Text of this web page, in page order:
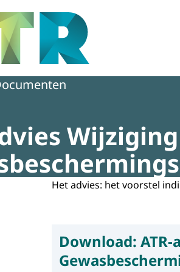
Het advies: het voorstel
Download: